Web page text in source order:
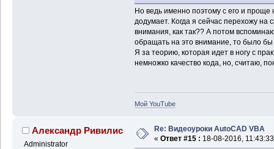
Но ведь именно поэтому с его и проще
додумает. Когда я сейчас перехожу на
внимания, как так?? А потом
обращать на это внимание, то было
Я за теорию, которая идет в ногу с
немножко качество кода, но, считаю,
Мой YouTube
Александр Ривилис
Administrator
Re: Видеоуроки AutoCAD VBA
« Ответ #15 : 18-08-2016,